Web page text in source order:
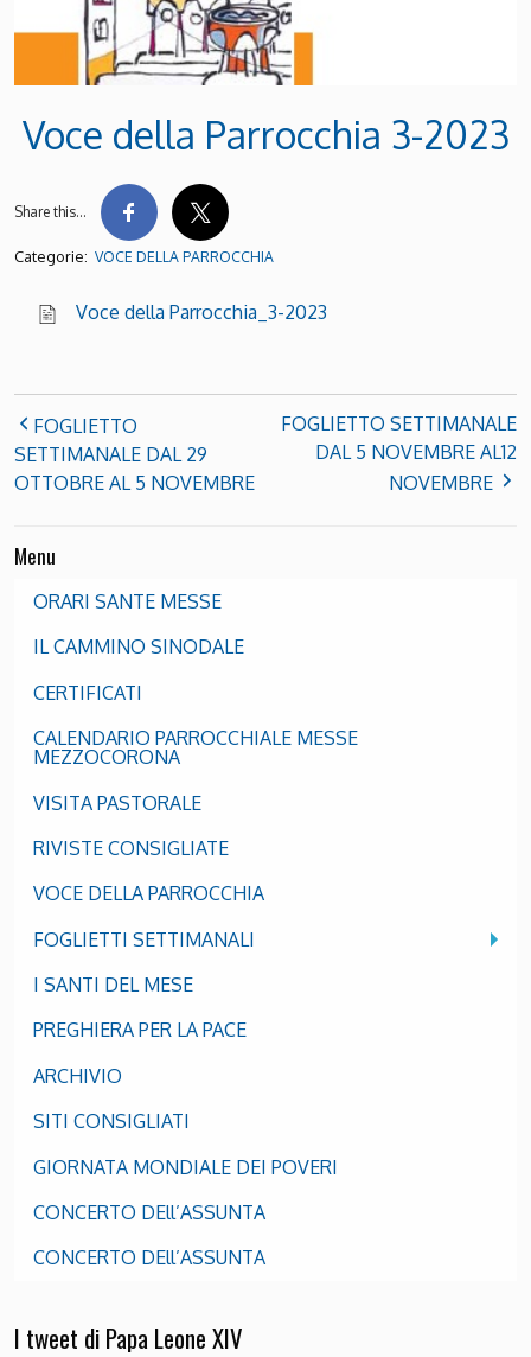
Voce della Parrocchia 3-2023
Share this…
Categorie: VOCE DELLA PARROCCHIA
Voce della Parrocchia_3-2023
FOGLIETTO
SETTIMANALE DAL 29
OTTOBRE AL 5 NOVEMBRE
FOGLIETTO SETTIMANALE
DAL 5 NOVEMBRE AL12
NOVEMBRE
Menu
ORARI SANTE MESSE
IL CAMMINO SINODALE
CERTIFICATI
CALENDARIO PARROCCHIALE MESSE
MEZZOCORONA
VISITA PASTORALE
RIVISTE CONSIGLIATE
VOCE DELLA PARROCCHIA
FOGLIETTI SETTIMANALI
I SANTI DEL MESE
PREGHIERA PER LA PACE
ARCHIVIO
SITI CONSIGLIATI
GIORNATA MONDIALE DEI POVERI
CONCERTO DEll’ASSUNTA
CONCERTO DEll’ASSUNTA
I tweet di Papa Leone XIV